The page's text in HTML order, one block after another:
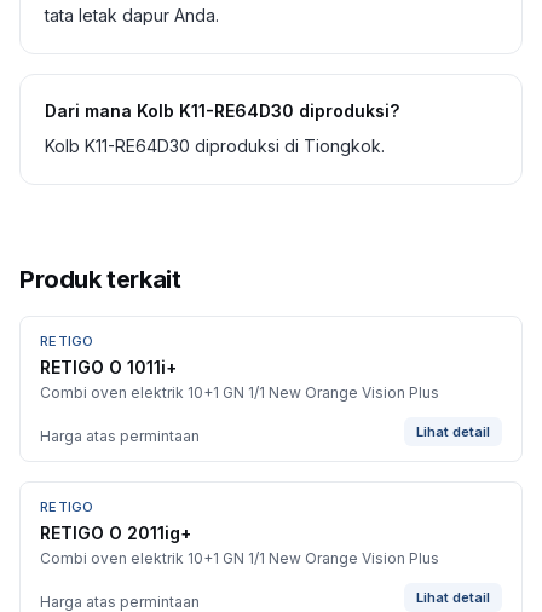
tata letak dapur Anda.
Dari mana Kolb K11-RE64D30 diproduksi?
Kolb K11-RE64D30 diproduksi di Tiongkok.
Produk terkait
BARU
RETIGO
RETIGO O 1011i+
Combi oven elektrik 10+1 GN 1/1 New Orange Vision Plus
Harga atas permintaan Lihat detail
BARU
RETIGO
RETIGO O 2011ig+
Combi oven elektrik 10+1 GN 1/1 New Orange Vision Plus
Harga atas permintaan Lihat detail